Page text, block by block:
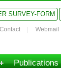
SURVEY-FORM
Contact Webmail
Publications